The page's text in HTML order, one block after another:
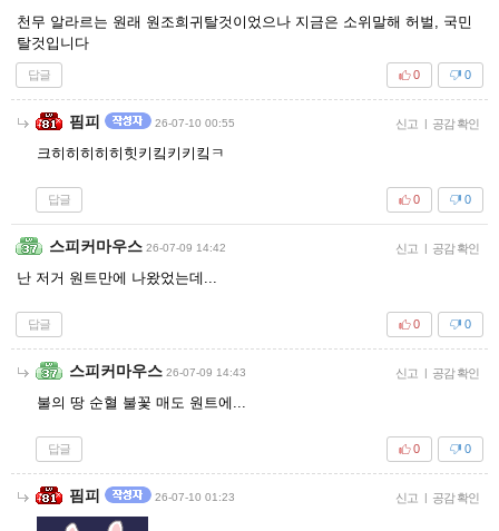
천무 알라르는 원래 원조희귀탈것이었으나 지금은 소위말해 허벌, 국민
탈것입니다
답글 0
0
핌피 26-07-10 00:55 신고 | 공감 확인
크히히히히히힛키킼키키킼ㅋ
답글 0
0
스피커마우스 26-07-09 14:42 신고 | 공감 확인
난 저거 원트만에 나왔었는데...
답글 0
0
스피커마우스 26-07-09 14:43 신고 | 공감 확인
불의 땅 순혈 불꽃 매도 원트에...
답글 0
0
핌피 26-07-10 01:23 신고 | 공감 확인